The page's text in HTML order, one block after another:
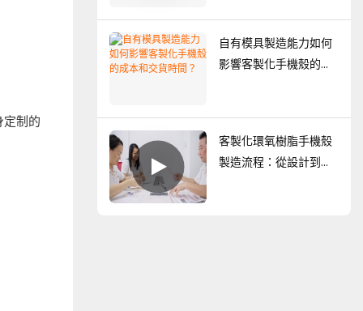
制的
自有模具製造能力如何
影響客製化手機殼的成
客製化環氧樹脂手機殼
製造流程：從設計到大